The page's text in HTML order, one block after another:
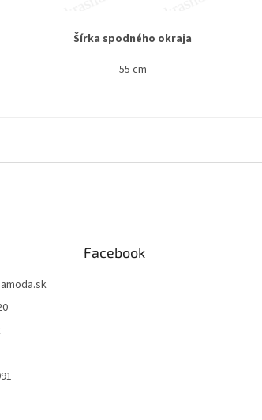
Šírka spodného okraja
55 cm
Facebook